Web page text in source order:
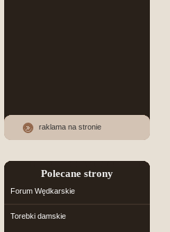
raklama na stronie
Polecane strony
Forum Wędkarskie
Torebki damskie